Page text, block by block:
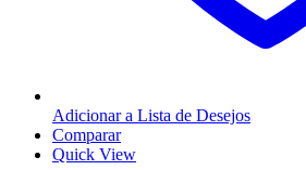
Adicionar a Lista de Desejos
Comparar
Quick View